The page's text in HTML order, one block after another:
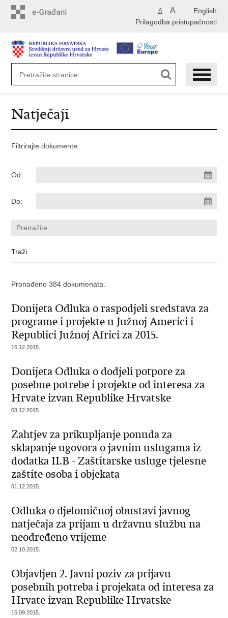
English
A A
Prilagodba pristupačnosti
Natječaji
Filtrirajte dokumente:
Od:
Do:
Pronađeno 384 dokumenata.
Donijeta Odluka o raspodjeli sredstava za
programe i projekte u Južnoj Americi i
Republici Južnoj Africi za 2015.
16.12.2015.
Donijeta Odluka o dodjeli potpore za
posebne potrebe i projekte od interesa za
Hrvate izvan Republike Hrvatske
08.12.2015.
Zahtjev za prikupljanje ponuda za
sklapanje ugovora o javnim uslugama iz
dodatka II.B - Zaštitarske usluge tjelesne
zaštite osoba i objekata
01.12.2015.
Odluka o djelomičnoj obustavi javnog
natječaja za prijam u državnu službu na
neodređeno vrijeme
02.10.2015.
Objavljen 2. Javni poziv za prijavu
posebnih potreba i projekata od interesa za
Hrvate izvan Republike Hrvatske
16.09.2015.